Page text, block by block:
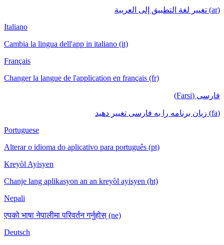
(ar) تغيير لغة التطبيق إلى العربية
Italiano
Cambia la lingua dell'app in italiano (it)
Français
Changer la langue de l'application en français (fr)
فارسی (Farsi)
(fa) زبان برنامه را به فارسی تغییر دهید
Portuguese
Alterar o idioma do aplicativo para português (pt)
Kreyòl Ayisyen
Chanje lang aplikasyon an an kreyòl ayisyen (ht)
Nepali
एपको भाषा नेपालीमा परिवर्तन गर्नुहोस् (ne)
Deutsch